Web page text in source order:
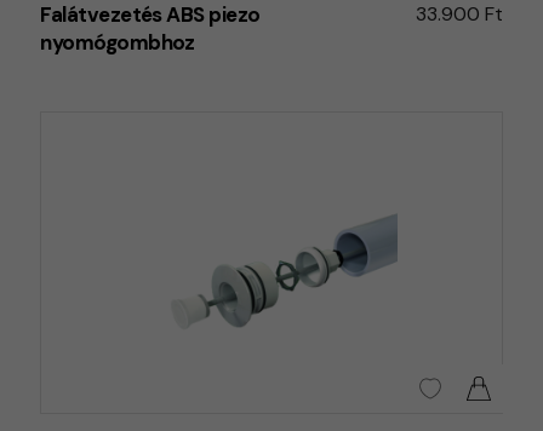
Falátvezetés ABS piezo
nyomógombhoz
33.900 Ft